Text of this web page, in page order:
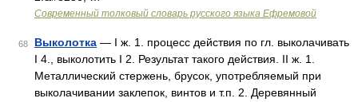
Современный толковый словарь русского языка Ефремовой
68 Выколотка — I ж. 1. процесс действия по гл. выколачивать
I 4., выколотить I 2. Результат такого действия. II ж. 1.
Металлический стержень, брусок, употребляемый при
выколачивании заклепок, винтов и т.п. 2. Деревянный